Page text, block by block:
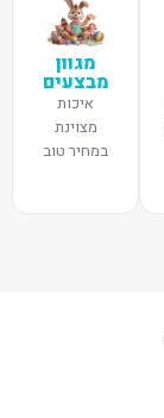
מגוון
מבצעים
איכות
מצוינת
במחיר טוב